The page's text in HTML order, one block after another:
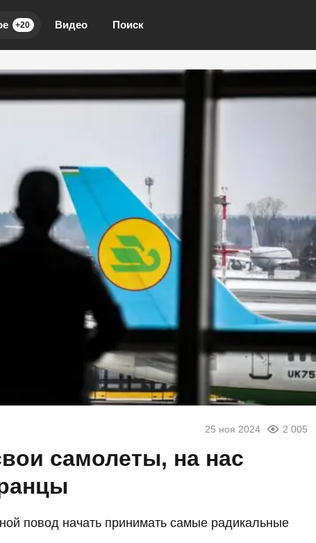
+20 Видео Поиск
25 ноя 2024 2 005
самолеты, на нас
повод начать принимать самые радикальные